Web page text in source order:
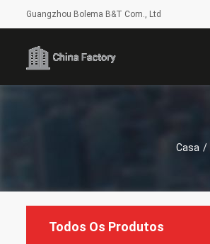
Guangzhou Bolema B&T Com., Ltd
Casa /
Todos Os Produtos